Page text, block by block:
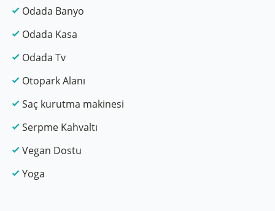
Odada Banyo
Odada Kasa
Odada Tv
Otopark Alanı
Saç kurutma makinesi
Serpme Kahvaltı
Vegan Dostu
Yoga